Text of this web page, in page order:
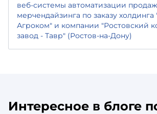
веб-системы автоматизации
мерчендайзинга по заказу холдинга
Агроком" и компании "Ростовский
завод - Тавр" (Ростов-на-Дону)
Интересное в блоге